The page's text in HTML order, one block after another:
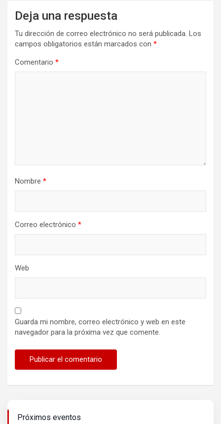
Deja una respuesta
Tu dirección de correo electrónico no será publicada. Los
campos obligatorios están marcados con *
Comentario *
Nombre *
Correo electrónico *
Web
Guarda mi nombre, correo electrónico y web en este
navegador para la próxima vez que comente.
Próximos eventos